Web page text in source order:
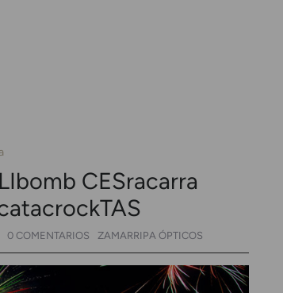
CESracarra
0 COMENTARIOS ZAMARRIPA ÓPTICOS